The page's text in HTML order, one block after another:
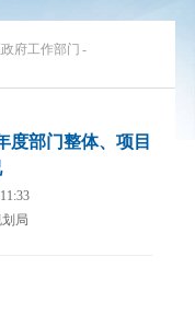
府工作部门 -
度部门整体、项目
局